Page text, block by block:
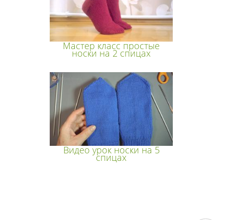
Мастер класс простые
носки на 2 спицах
Видео урок носки на 5
спицах